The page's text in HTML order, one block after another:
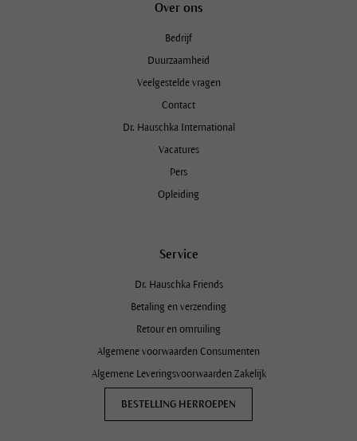
Over ons
Bedrijf
Duurzaamheid
Veelgestelde vragen
Contact
Dr. Hauschka International
Vacatures
Pers
Opleiding
Service
Dr. Hauschka Friends
Betaling en verzending
Retour en omruiling
Algemene voorwaarden Consumenten
Algemene Leveringsvoorwaarden Zakelijk
BESTELLING HERROEPEN